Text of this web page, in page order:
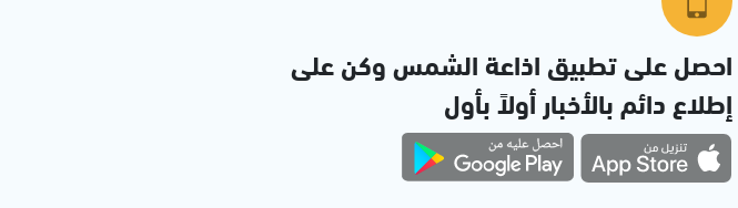
احصل على تطبيق اذاعة الشمس وكن على
إطلاع دائم بالأخبار أولاً بأول